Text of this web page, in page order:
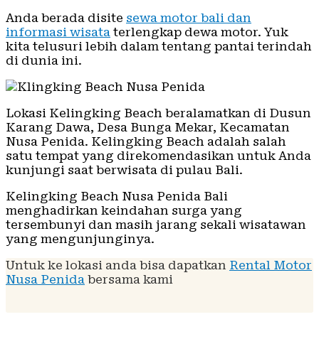
Anda berada disite sewa motor bali dan
informasi wisata terlengkap dewa motor. Yuk
kita telusuri lebih dalam tentang pantai terindah
di dunia ini.
Lokasi Kelingking Beach beralamatkan di Dusun
Karang Dawa, Desa Bunga Mekar, Kecamatan
Nusa Penida. Kelingking Beach adalah salah
satu tempat yang direkomendasikan untuk Anda
kunjungi saat berwisata di pulau Bali.
Kelingking Beach Nusa Penida Bali
menghadirkan keindahan surga yang
tersembunyi dan masih jarang sekali wisatawan
yang mengunjunginya.
Untuk ke lokasi anda bisa dapatkan Rental Motor
Nusa Penida bersama kami